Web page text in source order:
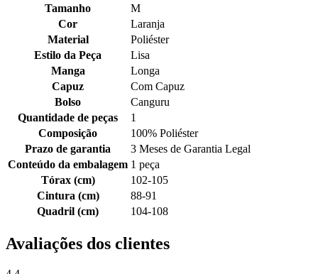
Tamanho
M
Cor
Laranja
Material
Poliéster
Estilo da Peça
Lisa
Manga
Longa
Capuz
Com Capuz
Bolso
Canguru
Quantidade de peças
1
Composição
100% Poliéster
Prazo de garantia
3 Meses de Garantia Legal
Conteúdo da embalagem 1 peça
Tórax (cm)
102-105
Cintura (cm)
88-91
Quadril (cm)
104-108
Avaliações dos clientes